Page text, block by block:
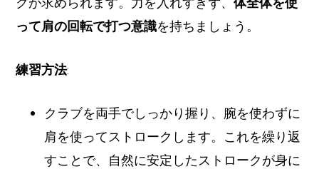
って肩の回転で打つ意識を持ちましょう。
練習方法:
クラブを両手でしっかり握り、腕を使わずに
肩を使ってストロークします。これを繰り返
すことで、自然に安定したストロークが身に